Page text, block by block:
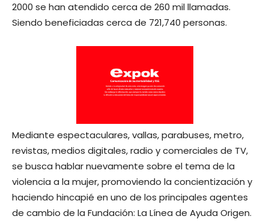
2000 se han atendido cerca de 260 mil llamadas.
Siendo beneficiadas cerca de 721,740 personas.
Mediante espectaculares, vallas, parabuses, metro,
revistas, medios digitales, radio y comerciales de TV,
se busca hablar nuevamente sobre el tema de la
violencia a la mujer, promoviendo la concientización y
haciendo hincapié en uno de los principales agentes
de cambio de la Fundación: La Línea de Ayuda Origen.